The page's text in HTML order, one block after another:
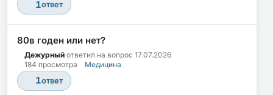
1ответ
80в годен или нет?
Дежурный ответил на вопрос 17.07.2026
184 просмотра
Медицина
1ответ